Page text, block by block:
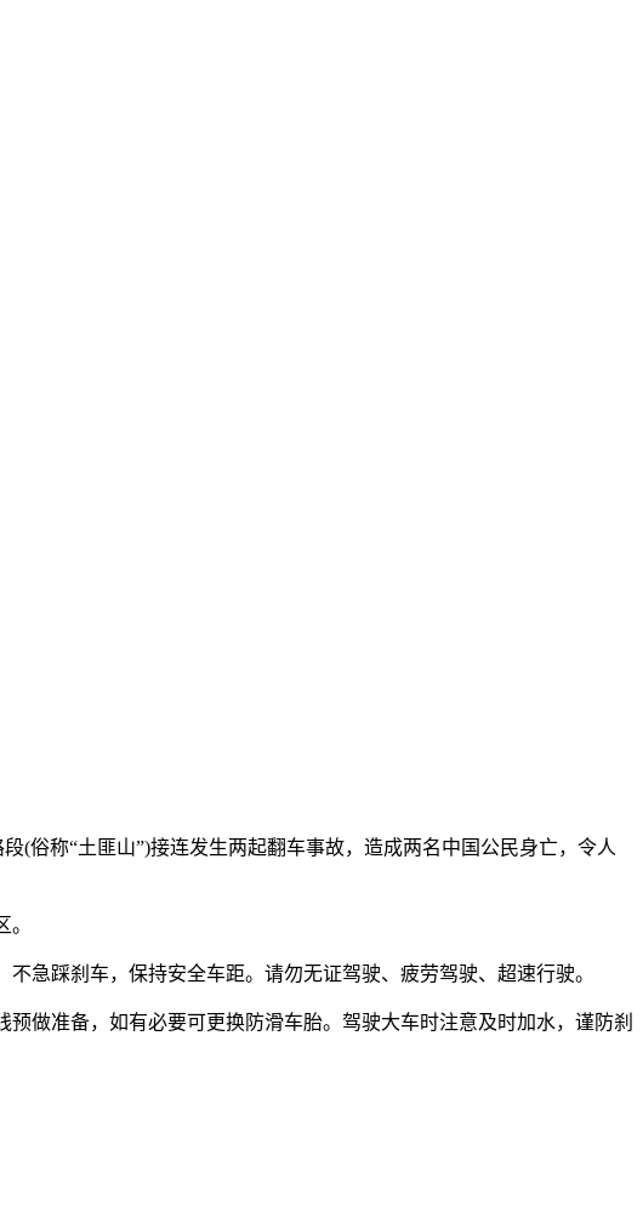
(俗称“土匪山”)接连发生两起翻车事故，造成两名中国公民身亡，令人
踩刹车，保持安全车距。请勿无证驾驶、疲劳驾驶、超速行驶。
做准备，如有必要可更换防滑车胎。驾驶大车时注意及时加水，谨防刹